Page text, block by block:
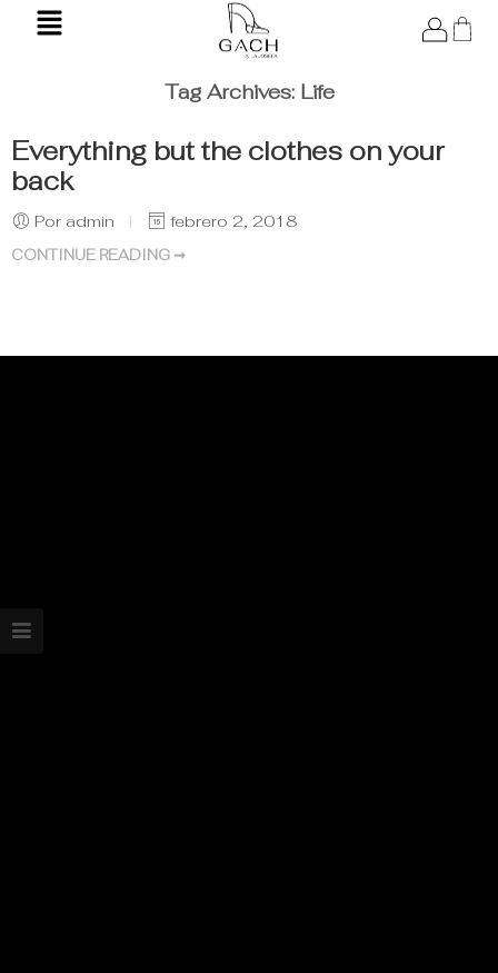
Tag Archives: Life
Everything but the clothes on your
back
Por admin febrero 2, 2018
CONTINUE READING ➞